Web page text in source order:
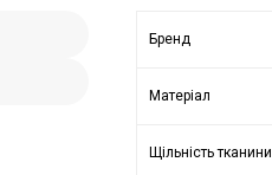
Бренд
Матеріал
Щільність тканини